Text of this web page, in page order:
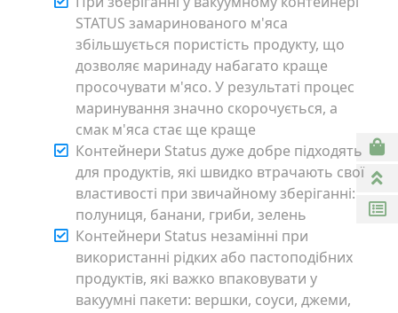
STATUS замаринованого м'яса
збільшується пористість продукту, що
дозволяє маринаду набагато краще
просочувати м'ясо. У результаті процес
маринування значно скорочується, а
смак м'яса стає ще краще
Контейнери Status дуже добре підходять
для продуктів, які швидко втрачають свої
властивості при звичайному зберіганні:
полуниця, банани, гриби, зелень
Контейнери Status незамінні при
використанні рідких або пастоподібних
продуктів, які важко впаковувати у
вакуумні пакети: вершки, соуси, джеми,